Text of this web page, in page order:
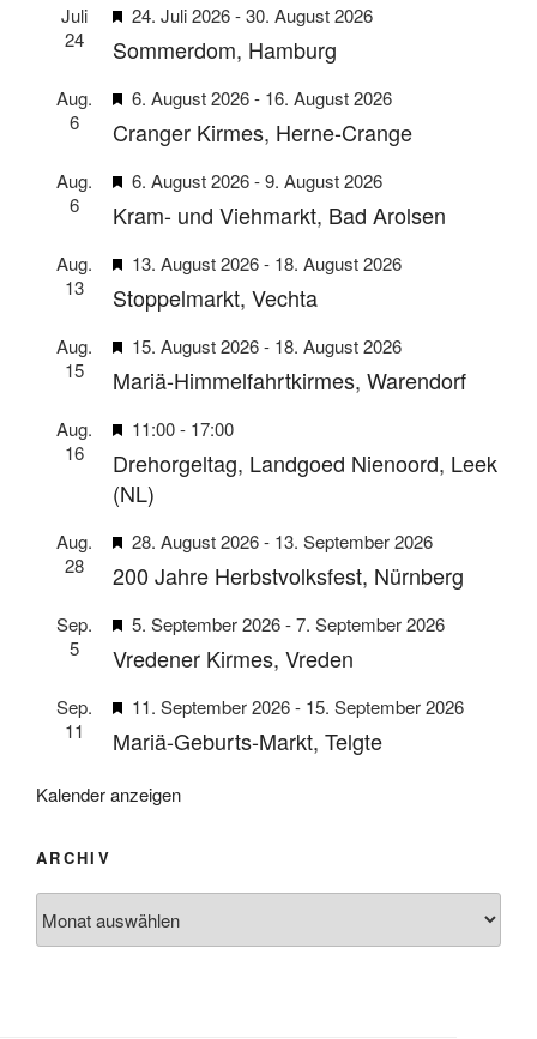
Juli
24
H
e
v
o
g
e
o
b
n
24. Juli 2026-30. August 2026
Sommerdom, Hamburg
Aug.
6
H
e
v
o
g
e
o
b
n
6. August 2026- 16. August 2026
Cranger Kirmes, Herne-Crange
Aug.
6
H
e
v
o
g
e
o
b
e
6. August 2026-9. August 2026
Kram- und Viehmarkt, Bad Arolsen
Aug.
13
H
e
v
o
g
e
h
b
e
13. August 2026- 18. August 2026
Stoppelmarkt, Vechta
Aug.
15
H
e
v
o
r
e
h
b
e
15. August 2026- 18. August 2026
Mariä-Himmelfahrtkirmes, Warendorf
Aug.
16
H
e
r
o
r
e
h
b
e
11:00- 17:00
Drehorgeltag, Landgoed Nienoord, Leek
(NL)
Aug.
28
H
e
v
o
g
e
o
28. August 2026- 13. September 2026
200 Jahre Herbstvolksfest, Nürnberg
Sep.
5
H
e
v
o
g
5. September 2026-7. September 2026
Vredener Kirmes, Vreden
Sep.
11
H
e
v
h
11. September 2026- 15. September 2026
Mariä-Geburts-Markt, Telgte
Kalender anzeigen
ARCHIV